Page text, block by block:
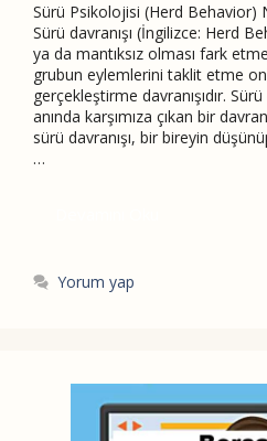
Sürü Psikolojisi (Herd Behavior)
Sürü davranışı (İngilizce: Herd
ya da mantıksız olması fark
grubun eylemlerini taklit etme
gerçekleştirme davranışıdır.
anında karşımıza çıkan bir
sürü davranışı, bir bireyin
…
Yorum yap